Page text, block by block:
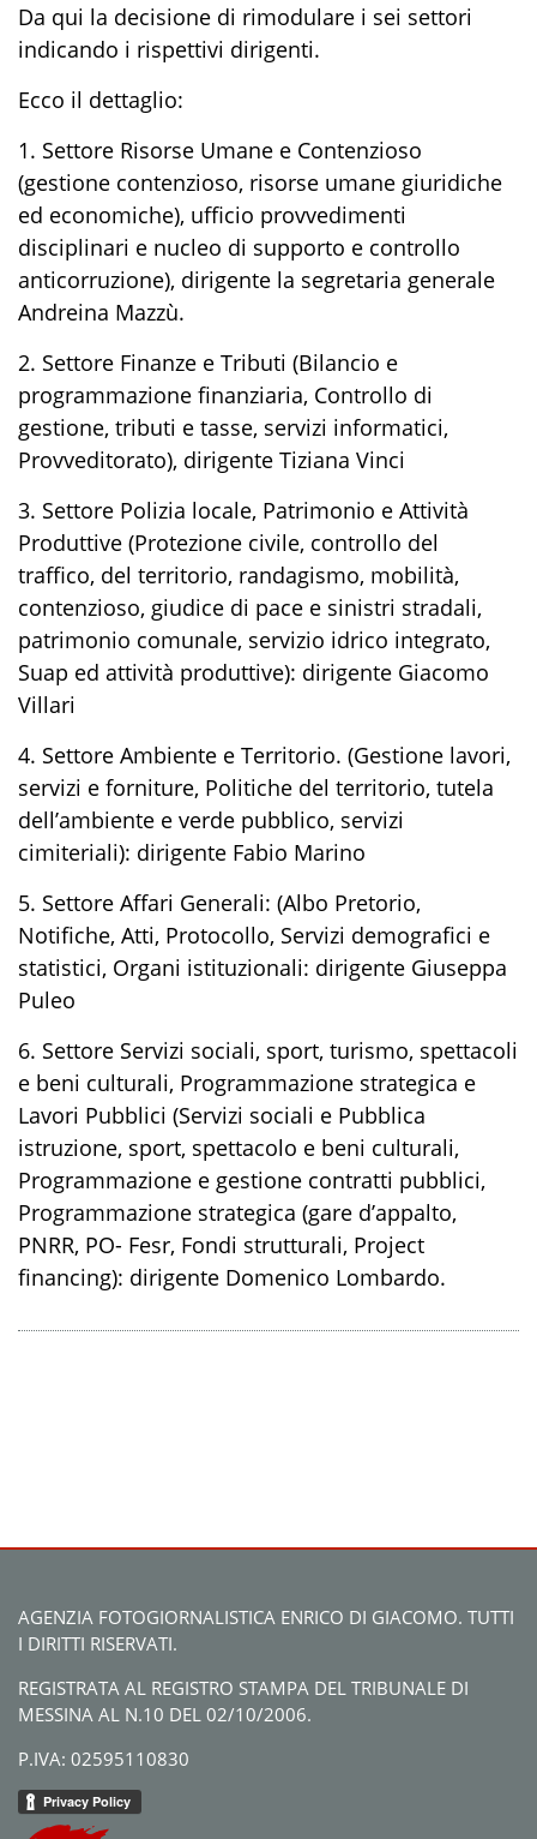
Da qui la decisione di rimodulare i sei settori
indicando i rispettivi dirigenti.
Ecco il dettaglio:
1. Settore Risorse Umane e Contenzioso
(gestione contenzioso, risorse umane giuridiche
ed economiche), ufficio provvedimenti
disciplinari e nucleo di supporto e controllo
anticorruzione), dirigente la segretaria generale
Andreina Mazzù.
2. Settore Finanze e Tributi (Bilancio e
programmazione finanziaria, Controllo di
gestione, tributi e tasse, servizi informatici,
Provveditorato), dirigente Tiziana Vinci
3. Settore Polizia locale, Patrimonio e Attività
Produttive (Protezione civile, controllo del
traffico, del territorio, randagismo, mobilità,
contenzioso, giudice di pace e sinistri stradali,
patrimonio comunale, servizio idrico integrato,
Suap ed attività produttive): dirigente Giacomo
Villari
4. Settore Ambiente e Territorio. (Gestione lavori,
servizi e forniture, Politiche del territorio, tutela
dell’ambiente e verde pubblico, servizi
cimiteriali): dirigente Fabio Marino
5. Settore Affari Generali: (Albo Pretorio,
Notifiche, Atti, Protocollo, Servizi demografici e
statistici, Organi istituzionali: dirigente Giuseppa
Puleo
6. Settore Servizi sociali, sport, turismo, spettacoli
e beni culturali, Programmazione strategica e
Lavori Pubblici (Servizi sociali e Pubblica
istruzione, sport, spettacolo e beni culturali,
Programmazione e gestione contratti pubblici,
Programmazione strategica (gare d’appalto,
PNRR, PO- Fesr, Fondi strutturali, Project
financing): dirigente Domenico Lombardo.
AGENZIA FOTOGIORNALISTICA ENRICO DI GIACOMO. TUTTI
I DIRITTI RISERVATI.
REGISTRATA AL REGISTRO STAMPA DEL TRIBUNALE DI
MESSINA AL N.10 DEL 02/10/2006.
P.IVA: 02595110830